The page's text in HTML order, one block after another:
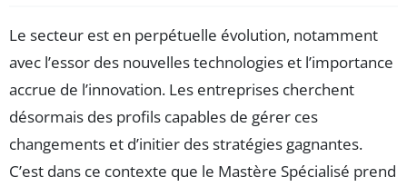
Le secteur est en perpétuelle évolution, notamment
avec l’essor des nouvelles technologies et l’importance
accrue de l’innovation. Les entreprises cherchent
désormais des profils capables de gérer ces
changements et d’initier des stratégies gagnantes.
C’est dans ce contexte que le Mastère Spécialisé prend